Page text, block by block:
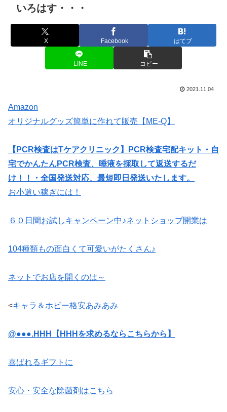
いろはす・・・
X Facebook はてブ
LINE コピー
2021.11.04
Amazon
オリジナルグッズ簡単に作れて販売【ME-Q】
【PCR検査はTケアクリニック】PCR検査宅配キット・自
宅でかんたんPCR検査、唾液を採取して返送するだ
け！！・全国発送対応、最短即日発送いたします。
お小遣い稼ぎには！
６０日間お試しキャンペーン中♪ネットショップ開業は
104種類もの面白くて可愛いがたくさん♪
ネットでお店を開くのは～
<キャラ＆ホビー格安あみあみ
@●●●.HHH【HHHを求めるならこちらから】
喜ばれるギフトに
安心・安全な除菌剤はこちら